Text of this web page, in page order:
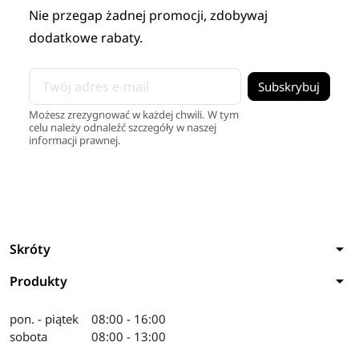
Nie przegap żadnej promocji, zdobywaj
dodatkowe rabaty.
Możesz zrezygnować w każdej chwili. W tym
celu należy odnaleźć szczegóły w naszej
informacji prawnej.
Skróty arrow_drop_down
Produkty arrow_drop_down
pon. - piątek
sobota
08:00 - 16:00
08:00 - 13:00